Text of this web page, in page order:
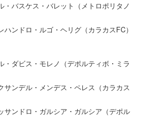
バスケス・バレット（メトロポリタノ
ンドロ・ルゴ・ヘリグ（カラカスFC）
ダビス・モレノ（デポルティボ・ミラ
ンデル・メンデス・ペレス（カラカス
ンドロ・ガルシア・ガルシア（デポル